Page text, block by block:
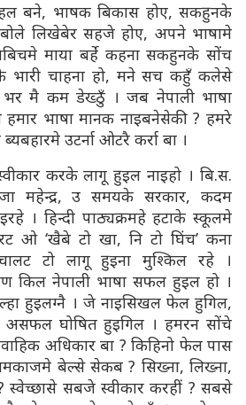
बने, भाषक बिकास होए, सकहुनके
बोले लिखेबेर सहजे होए, अपने भाषामे
माया बर्हे कहना सकहुनके सोंच
फे भारी चाहना हो, मने सच कहुँ कलेसे
भर मै कम डेख्ठुँ । जब नेपाली भाषा
हमार भाषा मानक नाइबनेसेकी ? हमरे
उटर्ना ओटरै कर्रा बा ।
करके लागू हुइल नाइहो । बि.स.
महेन्द्र, उ समयके सरकार, कदम
। हिन्दी पाठ्यक्रमहे हटाके स्कूलमे
ओ ‘खैबे टो खा, नि टो घिंच’ कना
टो लागू हुइना मुश्किल रहे ।
किल नेपाली भाषा सफल हुइल हो ।
हुइलग्नै । जे नाइसिखल फेल हुगिल,
असफल घोषित हुइगिल । हमरन सोंचे
अधिकार बा ? किहिनो फेल पास
बेल्से सेकब ? सिख्ना, लिख्ना,
स्वेच्छासे सबजे स्वीकार करहीं ? सबसे